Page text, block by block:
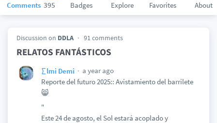
Comments 395 Badges Explore Favorites About
Discussion on DDLA 91 comments
RELATOS FANTÁSTICOS
∑lmi Demi
a year ago
Reporte del futuro 2025:: Avistamiento del barrilete
😸
"
Este 24 de agosto, el Sol estará acoplado y